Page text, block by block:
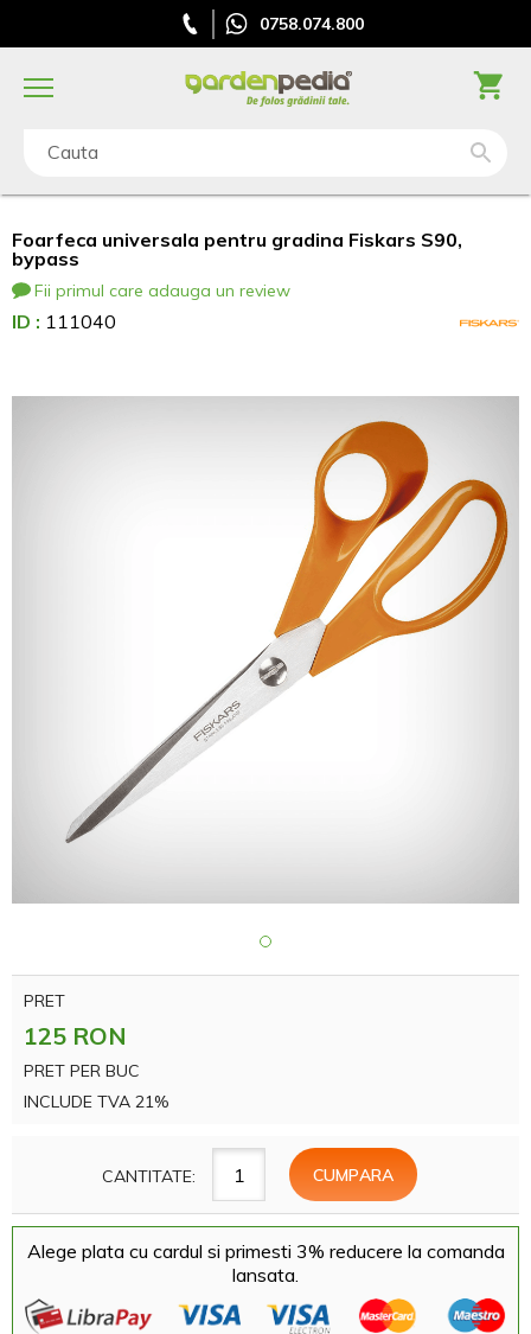
0758.074.800
Cauta
Foarfeca universala pentru gradina Fiskars S90,
bypass
Fii primul care adauga un review
ID : 111040
PRET
125 RON
PRET PER BUC
INCLUDE TVA 21%
CANTITATE:
Alege plata cu cardul si primesti 3% reducere la comanda
lansata.